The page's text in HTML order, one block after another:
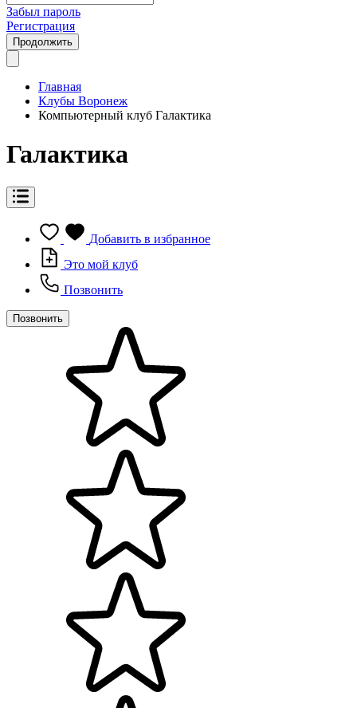
Забыл пароль
Регистрация
Продолжить
Главная
Клубы Воронеж
Компьютерный клуб Галактика
Галактика
Добавить в избранное
Это мой клуб
Позвонить
Позвонить